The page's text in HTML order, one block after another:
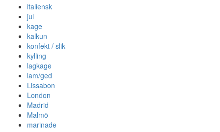
italiensk
jul
kage
kalkun
konfekt / slik
kylling
lagkage
lam/ged
Lissabon
London
Madrid
Malmö
marinade